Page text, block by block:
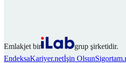
Emlakjet bir
grup şirketidir.
EndeksaKariyer.netİşin Olsun